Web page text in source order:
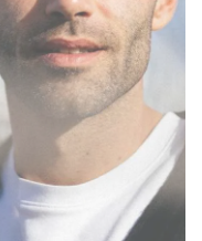
sempre abilitati